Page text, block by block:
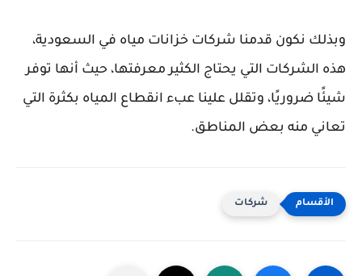
وبذلك نكون قدمنا شركات خزانات مياه في السعودية،
هذه الشركات التي يحتاج الكثير معرفتها، حيث أنها توفر
شيئًا ضروريًا، وتقلل علينا عبء انقطاع المياه بكثرة التي
تعاني منه بعض المناطق.
شركات